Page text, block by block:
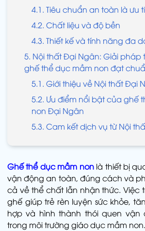
4.1. Tiêu chuẩn an toàn là ưu
4.2. Chất liệu và độ bền
4.3. Thiết kế và tính năng đa
5. Nội thất Đại Ngân: Giải pháp
ghế thể dục mầm non đạt
5.1. Giới thiệu về Nội thất Đại
5.2. Ưu điểm nổi bật của ghế
non Đại Ngân
5.3. Cam kết dịch vụ từ Nội
Ghế thể dục mầm nonlà thiết bị
vận động an toàn, đúng cách và
cả về thể chất lẫn nhận thức. Việc
ghế giúp trẻ rèn luyện sức khỏe,
hợp và hình thành thói quen vận
trong môi trường giáo dục mầm non.